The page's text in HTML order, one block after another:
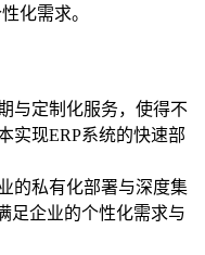
化需求。
与定制化服务，使得不
实现ERP系统的快速部
的私有化部署与深度集
足企业的个性化需求与